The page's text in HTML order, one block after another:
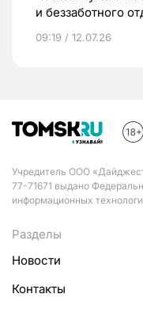
и беззаботного
09:19 / 12.07.26
Учредитель ООО
77-71671 выдано
информационных
Разделы
Новости
Контакты